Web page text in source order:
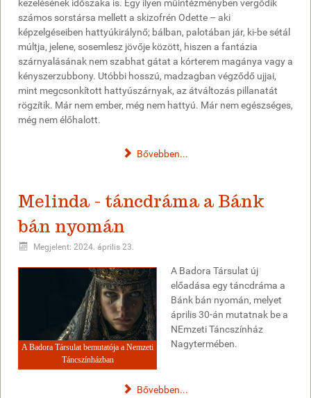
kezelésének időszaka is. Egy ilyen műintézményben vergődik
számos sorstársa mellett a skizofrén Odette – aki
képzelgéseiben hattyúkirálynő; bálban, palotában jár, ki-be sétál
múltja, jelene, sosemlesz jövője között, hiszen a fantázia
szárnyalásának nem szabhat gátat a kórterem magánya vagy a
kényszerzubbony. Utóbbi hosszú, madzagban végződő ujjai,
mint megcsonkított hattyúszárnyak, az átváltozás pillanatát
rögzítik. Már nem ember, még nem hattyú. Már nem egészséges,
még nem élőhalott.
Bővebben...
Melinda - táncdráma a Bánk
bán nyomán
Megjelent: 2024. április 23.
A Badora Társulat bemutatója a Nemzeti
Táncszínházban
A Badora Társulat új
előadása egy táncdráma a
Bánk bán nyomán, melyet
április 30-án mutatnak be a
NEmzeti Táncszínház
Nagytermében.
Bővebben...